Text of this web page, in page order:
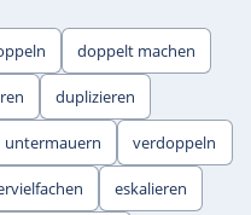
doppelt machen
duplizieren
untermauern verdoppeln
eskalieren